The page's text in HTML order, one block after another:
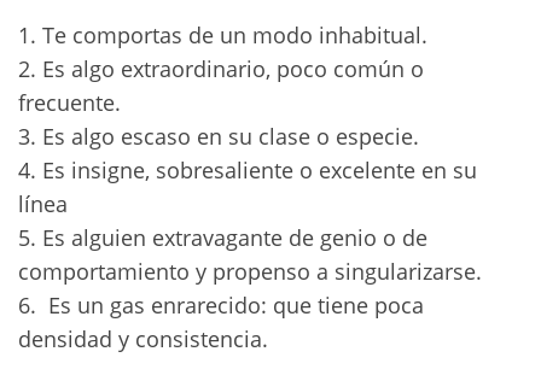
1. Te comportas de un modo inhabitual.
2. Es algo extraordinario, poco común o
frecuente.
3. Es algo escaso en su clase o especie.
4. Es insigne, sobresaliente o excelente en su
línea
5. Es alguien extravagante de genio o de
comportamiento y propenso a singularizarse.
6. Es un gas enrarecido: que tiene poca
densidad y consistencia.